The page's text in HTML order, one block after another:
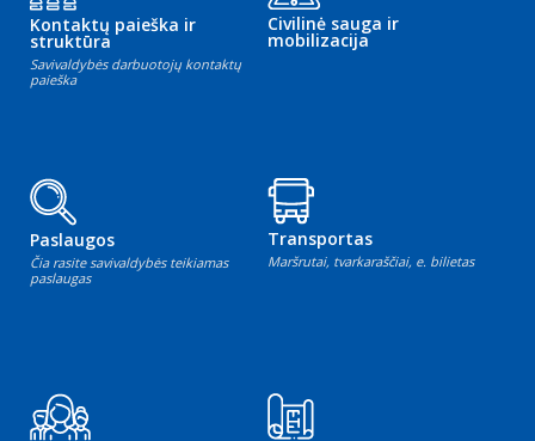
Kontaktų paieška ir
struktūra
Savivaldybės darbuotojų kontaktų
paieška
Civilinė sauga ir
mobilizacija
Paslaugos
Čia rasite savivaldybės teikiamas
paslaugas
Transportas
Maršrutai, tvarkaraščiai, e. bilietas